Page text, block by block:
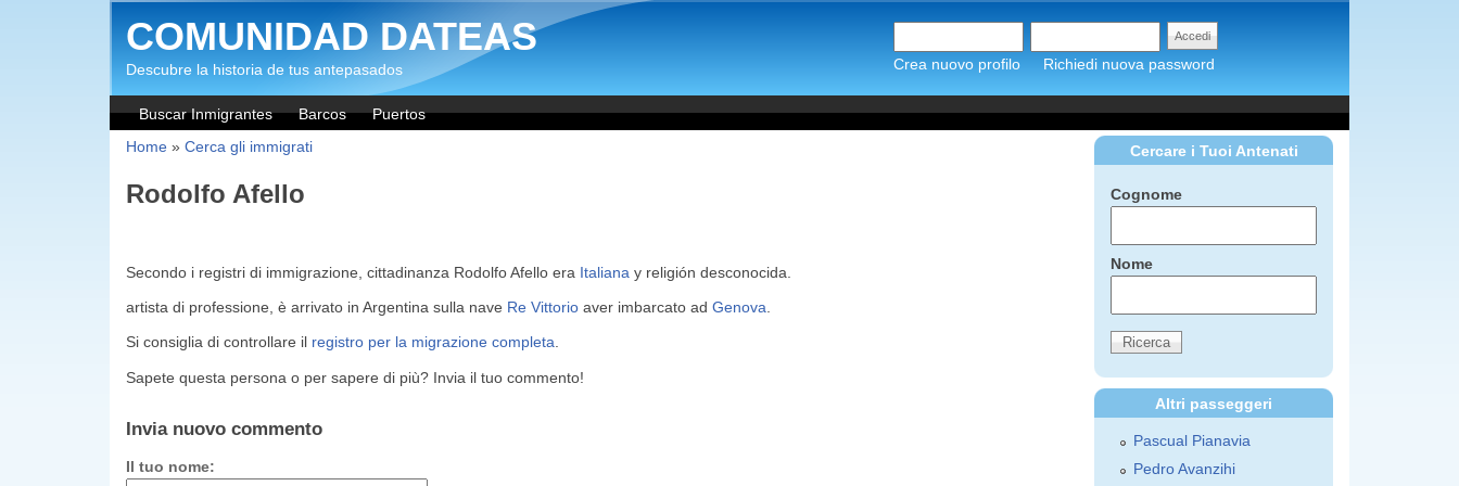
Salta al contenuto principale
Crea nuovo profilo Richiedi nuova password
COMUNIDAD DATEAS
Descubre la historia de tus antepasados
Buscar Inmigrantes Barcos
Puertos
Home» Cerca gli immigrati
Rodolfo Afello
Secondo i registri di immigrazione, cittadinanza Rodolfo Afello era Italiana y religión desconocida.
artista di professione, è arrivato in Argentina sulla nave Re Vittorioaver imbarcato ad Genova.
Si consiglia di controllare il registro per la migrazione completa.
Sapete questa persona o per sapere di più? Invia il tuo commento!
Invia nuovo commento
Il tuo nome:
Cercare i Tuoi Antenati
Cognome
Nome
Altri passeggeri
Pascual Pianavia
Pedro Avanzihi